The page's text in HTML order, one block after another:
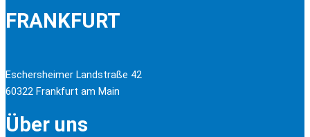
FRANKFURT
Eschersheimer Landstraße 42
60322 Frankfurt am Main
Über uns